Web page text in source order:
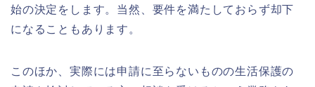
始の決定をします。当然、要件を満たしておらず却下
になることもあります。
このほか、実際には申請に至らないものの生活保護の